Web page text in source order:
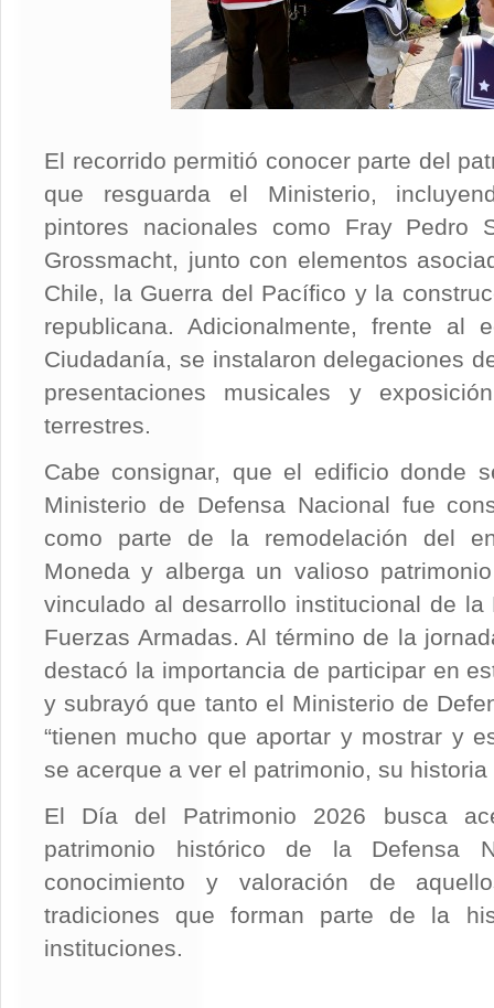
El recorrido permitió conocer parte del
que resguarda el Ministerio,
pintores nacionales como Fray Pedro
Grossmacht, junto con elementos
Chile, la Guerra del Pacífico y la
republicana. Adicionalmente, frente
Ciudadanía, se instalaron delegaciones
presentaciones musicales y
terrestres.
Cabe consignar, que el edificio donde
Ministerio de Defensa Nacional fue
como parte de la remodelación del
Moneda y alberga un valioso
vinculado al desarrollo institucional de
Fuerzas Armadas. Al término de la
destacó la importancia de participar en
y subrayó que tanto el Ministerio de
“tienen mucho que aportar y mostrar y
se acerque a ver el patrimonio, su historia
El Día del Patrimonio 2026 busca
patrimonio histórico de la Defensa
conocimiento y valoración de
tradiciones que forman parte de la
instituciones.